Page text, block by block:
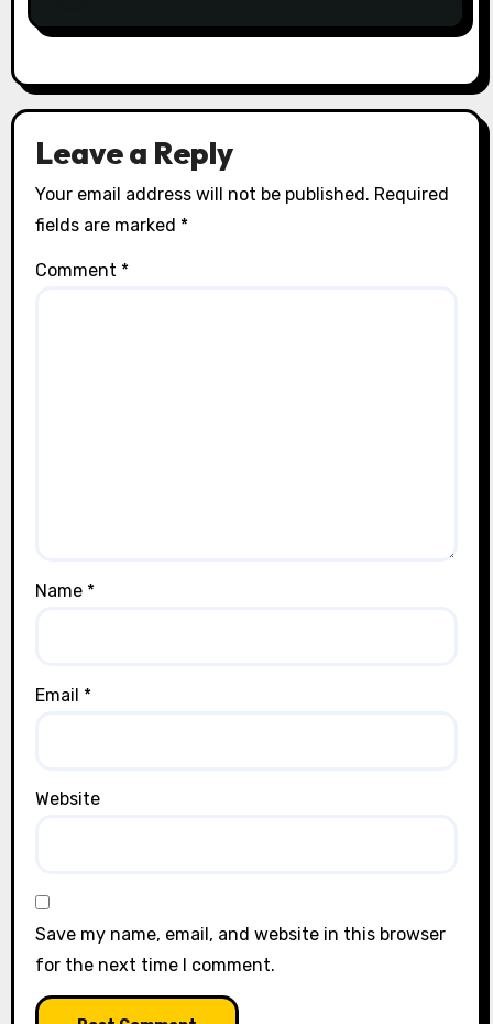
Leave a Reply
Your email address will not be published. Required
fields are marked *
Comment *
Name *
Email *
Website
Save my name, email, and website in this browser
for the next time I comment.